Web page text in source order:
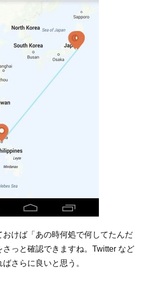
おけば「あの時何処で何してたんだ
さっと確認できますね。Twitter など
さらに良いと思う。